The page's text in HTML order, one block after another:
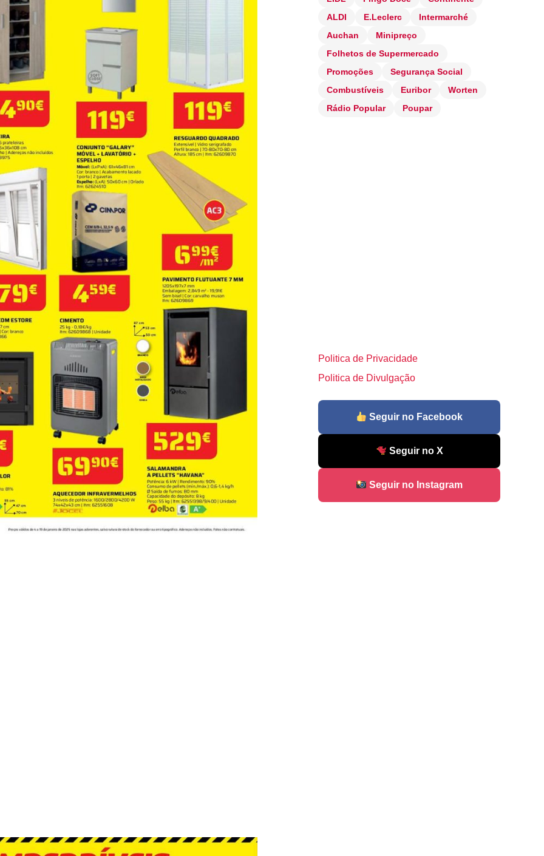
ALDI
E.Leclerc
Intermarché
Auchan
Minipreço
Folhetos de Supermercado
Promoções
Segurança Social
Combustíveis
Euribor
Worten
Rádio Popular
Poupar
Politica de Privacidade
Politica de Divulgação
Seguir no Facebook
Seguir no X
Seguir no Instagram